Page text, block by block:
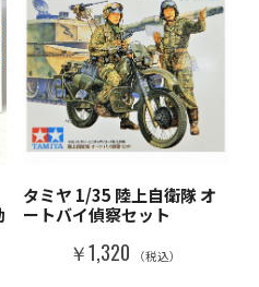
タミヤ 1/35 陸上自衛隊 オ
ートバイ偵察セット
￥1,320 （税込）